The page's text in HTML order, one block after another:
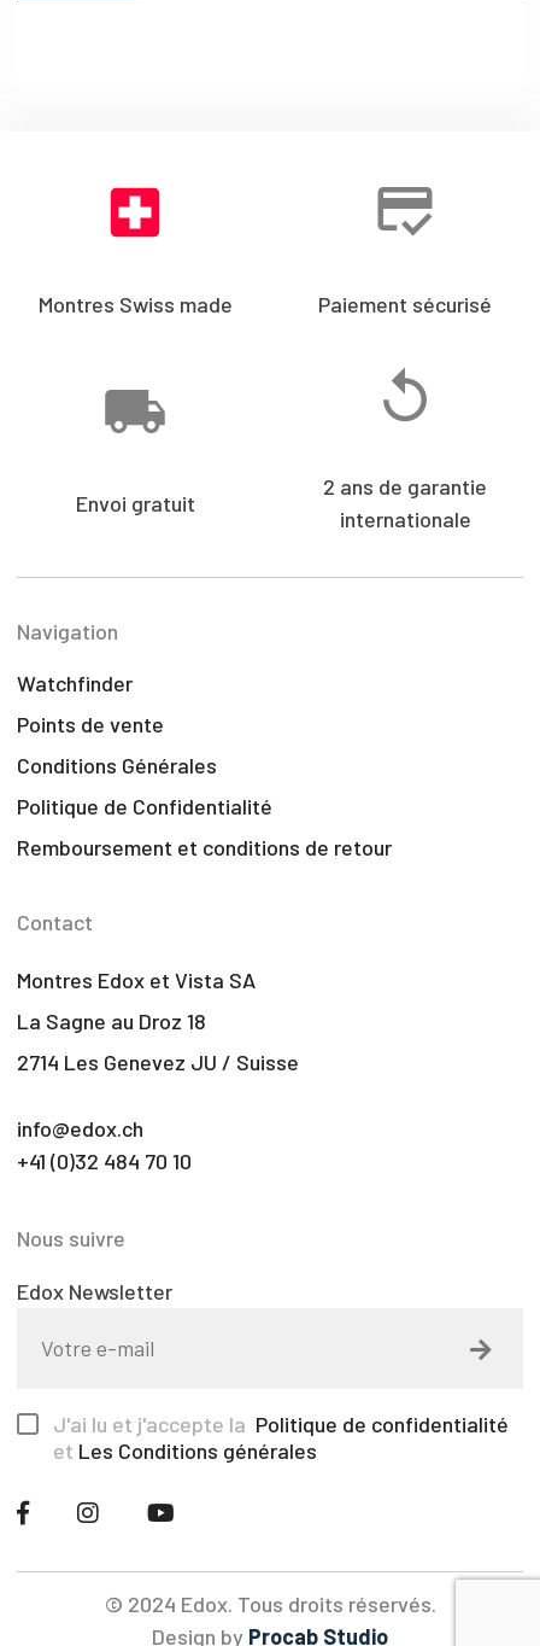
Montres Swiss made Paiement sécurisé
Envoi gratuit
2 ans de garantie
internationale
Navigation
Watchfinder
Points de vente
Conditions Générales
Politique de Confidentialité
Remboursement et conditions de retour
Contact
Montres Edox et Vista SA
La Sagne au Droz 18
2714 Les Genevez JU / Suisse
info@edox.ch
+41 (0)32 484 70 10
Nous suivre
Edox Newsletter
J'ai lu et j'accepte la Politique de confidentialité
et Les Conditions générales
© 2024 Edox. Tous droits réservés.
Design by Procab Studio